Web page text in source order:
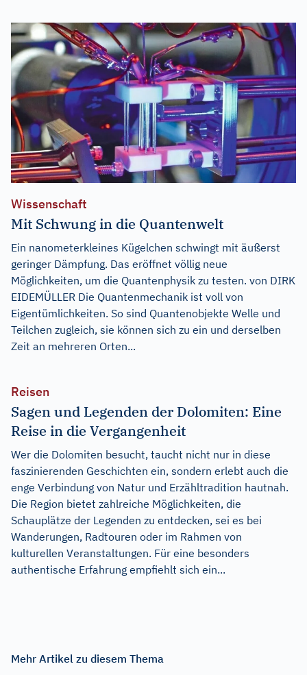
Wissenschaft
Mit Schwung in die Quantenwelt
Ein nanometerkleines Kügelchen schwingt mit äußerst
geringer Dämpfung. Das eröffnet völlig neue
Möglichkeiten, um die Quantenphysik zu testen. von DIRK
EIDEMÜLLER Die Quantenmechanik ist voll von
Eigentümlichkeiten. So sind Quantenobjekte Welle und
Teilchen zugleich, sie können sich zu ein und derselben
Zeit an mehreren Orten...
Reisen
Sagen und Legenden der Dolomiten: Eine
Reise in die Vergangenheit
Wer die Dolomiten besucht, taucht nicht nur in diese
faszinierenden Geschichten ein, sondern erlebt auch die
enge Verbindung von Natur und Erzähltradition hautnah.
Die Region bietet zahlreiche Möglichkeiten, die
Schauplätze der Legenden zu entdecken, sei es bei
Wanderungen, Radtouren oder im Rahmen von
kulturellen Veranstaltungen. Für eine besonders
authentische Erfahrung empfiehlt sich ein...
Mehr Artikel zu diesem Thema